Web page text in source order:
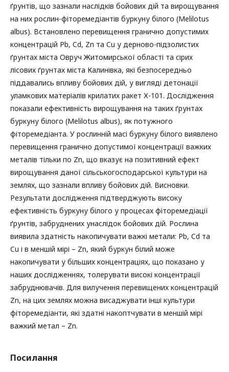
ґрунтів, що зазнали наслідків бойових дій та вирощування
на них рослин-фіторемедіантів буркуну білого (Melilotus
albus). Встановлено перевищення гранично допустимих
концентрацій Pb, Cd, Zn та Cu у дерново-підзолистих
ґрунтах міста Овруч Житомирської області та сірих
лісових ґрунтах міста Калинівка, які безпосередньо
піддавались впливу бойових дій, у вигляді детонації
уламкових матеріалів крилатих ракет Х-101. Дослідження
показали ефективність вирощування на таких ґрунтах
буркуну білого (Melilotus albus), як потужного
фіторемедіанта. У рослинній масі буркуну білого виявлено
перевищення гранично допустимої концентрації важких
металів тільки по Zn, що вказує на позитивний ефект
вирощування даної сільськогосподарської культури на
землях, що зазнали впливу бойових дій. Висновки.
Результати дослідження підтверджують високу
ефективність буркуну білого у процесах фіторемедіації
ґрунтів, забруднених унаслідок бойових дій. Рослина
виявила здатність накопичувати важкі метали: Pb, Cd та
Cu і в меншій мірі – Zn, який буркун білий може
накопичувати у більших концентраціях, що показано у
наших дослідженнях, толерувати високі концентрації
забруднювачів. Для вилучення перевищених концентрацій
Zn, на цих землях можна висаджувати інші культури
фіторемедіанти, які здатні накоптчувати в меншій мірі
важкий метал – Zn.
Посилання